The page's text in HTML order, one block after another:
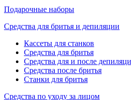
Подарочные наборы
Средства для бритья и депиляции
Кассеты для станков
Средства для бритья
Средства для и после
Средства после бритья
Станки для бритья
Средства по уходу за лицом